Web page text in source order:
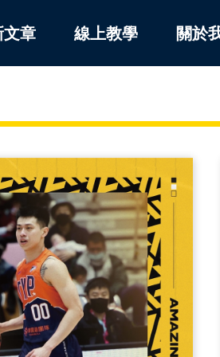
文章 線上教學 關於